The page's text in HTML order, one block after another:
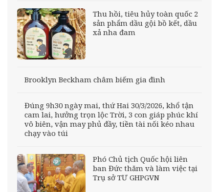
Thu hồi, tiêu hủy toàn quốc 2
sản phẩm dầu gội bồ kết, dầu
xả nha đam
Brooklyn Beckham châm biếm gia đình
Đúng 9h30 ngày mai, thứ Hai 30/3/2026, khổ tận
cam lai, hưởng trọn lộc Trời, 3 con giáp phúc khí
vô biên, vận may phủ đầy, tiền tài nối kéo nhau
chạy vào túi
Phó Chủ tịch Quốc hội liên
ban Đức thăm và làm việc tại
Trụ sở TƯ GHPGVN